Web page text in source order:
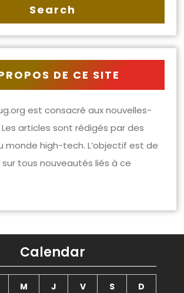
DE CE SITE
est consacré aux nouvelles-
articles sont rédigés par des
monde high-tech. L’objectif est de
tous nouveautés liés à ce
Calendar
M J V S
D